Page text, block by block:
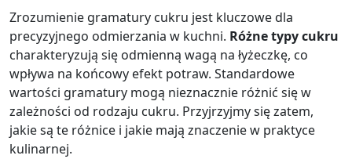
Zrozumienie gramatury cukru jest kluczowe dla
precyzyjnego odmierzania w kuchni. Różne typy cukru
charakteryzują się odmienną wagą na łyżeczkę, co
wpływa na końcowy efekt potraw. Standardowe
wartości gramatury mogą nieznacznie różnić się w
zależności od rodzaju cukru. Przyjrzyjmy się zatem,
jakie są te różnice i jakie mają znaczenie w praktyce
kulinarnej.